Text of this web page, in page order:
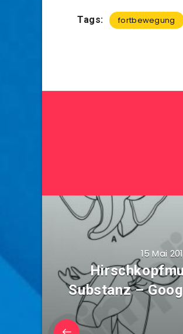
Tags: fortbewegung
15 Mai
Substanz –